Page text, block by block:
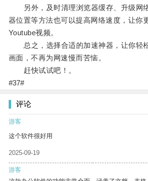
另外，及时清理浏览器缓存、升级网
器位置等方法也可以提高网络速度，让你
Youtube视频。
总之，选择合适的加速神器，让你轻
画面，不再为网速慢而苦恼。
赶快试试吧！。
#37#
评论
游客
这个软件很好用
2025-09-19
游客